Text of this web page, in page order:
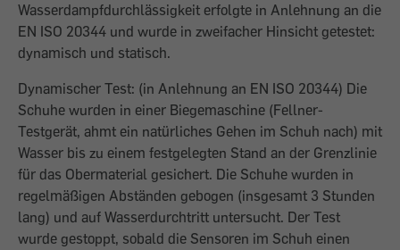
Wasserdampfdurchlässigkeit erfolgte in Anlehnung an die
EN ISO 20344 und wurde in zweifacher Hinsicht getestet:
dynamisch und statisch.
Dynamischer Test: (in Anlehnung an EN ISO 20344) Die
Schuhe wurden in einer Biegemaschine (Fellner-
Testgerät, ahmt ein natürliches Gehen im Schuh nach) mit
Wasser bis zu einem festgelegten Stand an der Grenzlinie
für das Obermaterial gesichert. Die Schuhe wurden in
regelmäßigen Abständen gebogen (insgesamt 3 Stunden
lang) und auf Wasserdurchtritt untersucht. Der Test
wurde gestoppt, sobald die Sensoren im Schuh einen